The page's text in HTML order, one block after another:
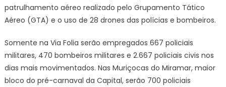
patrulhamento aéreo realizado pelo Grupamento Tático
Aéreo (GTA) e o uso de 28 drones das polícias e bombeiros.
Somente na Via Folia serão empregados 667 policiais
militares, 470 bombeiros militares e 2.667 policiais civis nos
dias mais movimentados. Nas Muriçocas do Miramar, maior
bloco do pré-carnaval da Capital, serão 700 policiais